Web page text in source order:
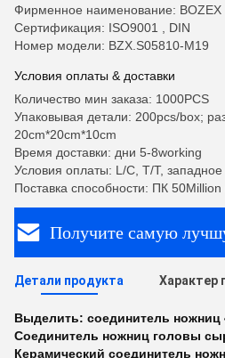
Фирменное наименование: BOZEX
Сертификация: ISO9001 , DIN
Номер модели: BZX.S05810-M19
Условия оплаты & доставки
Количество мин заказа: 1000PCS
Упаковывая детали: 200pcs/box;
20cm*20cm*10cm
Время доставки: дни 5-8working
Условия оплаты: L/C, T/T,
Поставка способности: ПК 50Million
Получите самую
Детали продукта Характер
Выделить: соединитель ножниц
Соединитель ножниц головы
Керамический соединитель